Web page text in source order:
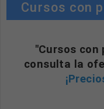
Cursos con
"Cursos con
consulta la